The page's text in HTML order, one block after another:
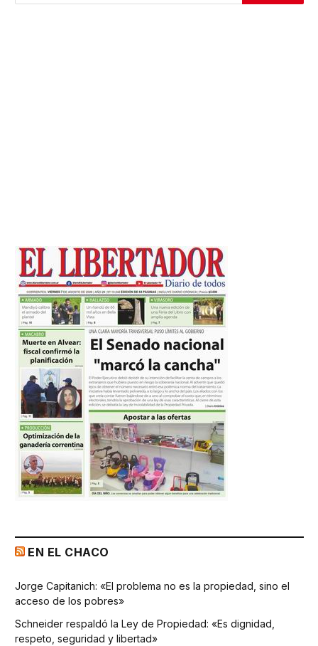
EN EL CHACO
Jorge Capitanich: «El problema no es la propiedad, sino el
acceso de los pobres»
Schneider respaldó la Ley de Propiedad: «Es dignidad,
respeto, seguridad y libertad»